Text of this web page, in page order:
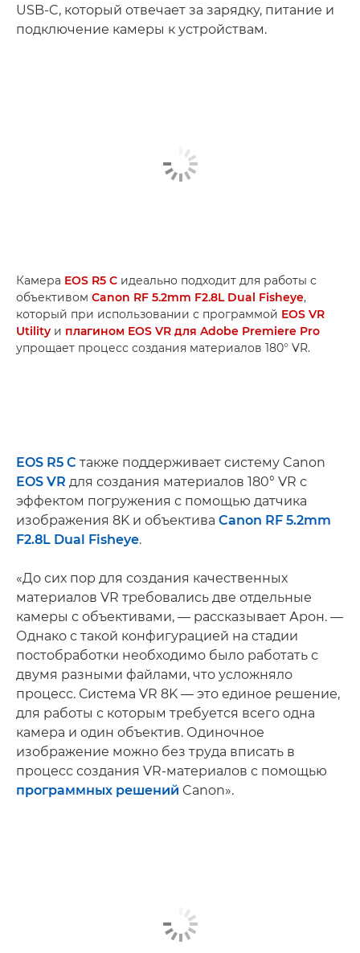
USB-C, который отвечает за зарядку, питание и
подключение камеры к устройствам.
Камера EOS R5 C идеально подходит для работы с
объективом Canon RF 5.2mm F2.8L Dual Fisheye,
который при использовании с программой EOS VR
Utility и плагином EOS VR для Adobe Premiere Pro
упрощает процесс создания материалов 180° VR.
EOS R5 C также поддерживает систему Canon
EOS VR для создания материалов 180° VR с
эффектом погружения с помощью датчика
изображения 8K и объектива Canon RF 5.2mm
F2.8L Dual Fisheye.
«До сих пор для создания качественных
материалов VR требовались две отдельные
камеры с объективами, — рассказывает Арон. —
Однако с такой конфигурацией на стадии
постобработки необходимо было работать с
двумя разными файлами, что усложняло
процесс. Система VR 8K — это единое решение,
для работы с которым требуется всего одна
камера и один объектив. Одиночное
изображение можно без труда вписать в
процесс создания VR-материалов с помощью
программных решений Canon».